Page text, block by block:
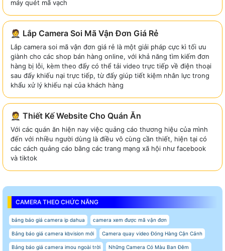
máy quét mã vạch
🤵 Lắp Camera Soi Mã Vận Đơn Giá Rẻ
Lắp camera soi mã vận đơn giá rẻ là một giải pháp cực kì tối ưu
giành cho các shop bán hàng online, với khả năng tìm kiếm đơn
hàng bị lỗi, kèm theo đấy có thể tải video trực tiếp về điện thoại
sau đấy khiếu nại trực tiếp, từ đấy giúp tiết kiệm nhân lực trong
khẩu xử lý khiếu nại của khách hàng
🤵 Thiết Kế Website Cho Quán Ăn
Với các quán ăn hiện nay việc quảng cáo thương hiệu của mình
đến với nhiều người dùng là điều vô cùng cần thiết, hiện tại có
các cách quảng cáo bằng các trang mạng xã hội như facebook
và tiktok
CAMERA THEO CHỨC NĂNG
bảng báo giá camera ip dahua camera xem được mã vận đơn
Bảng báo giá camera kbvision mới Camera quay video Đóng Hàng Cận Cảnh
Bảng báo giá camera imou ngoài trời Những Camera Có Màu Ban Đêm